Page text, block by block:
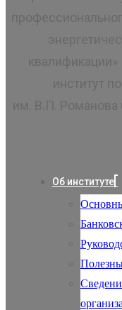
институт
им. В.П.
Об институте